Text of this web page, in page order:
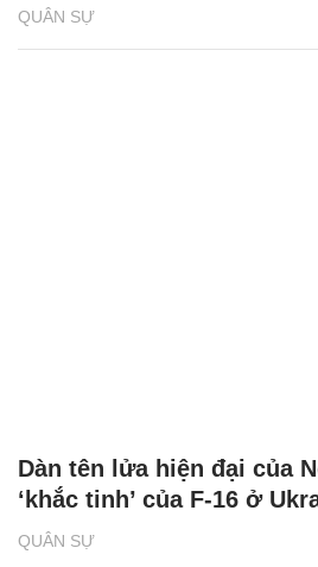
QUÂN SỰ
QUÂN SỰ
Dàn tên lửa hiện đại của
‘khắc tinh’ của F-16 ở